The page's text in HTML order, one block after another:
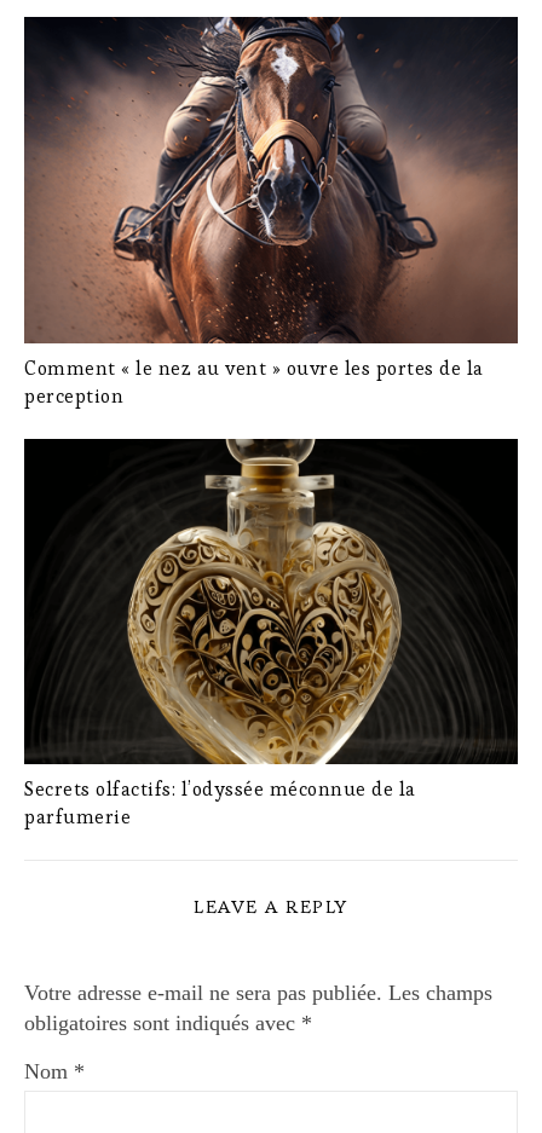
Comment « le nez au vent » ouvre les portes de la
perception
Secrets olfactifs: l’odyssée méconnue de la
parfumerie
LEAVE A REPLY
Votre adresse e-mail ne sera pas publiée. Les champs
obligatoires sont indiqués avec *
Nom *